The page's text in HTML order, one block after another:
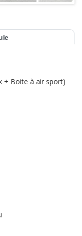
+ Boite à air sport)